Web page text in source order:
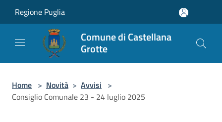
Regione Puglia
Comune di Castellana
Grotte
Home > Novità > Avvisi >
Consiglio Comunale 23 - 24 luglio 2025